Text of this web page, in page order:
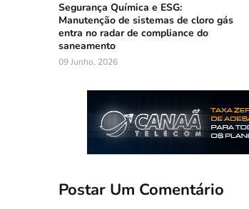
Segurança Química e ESG:
Manutenção de sistemas de cloro gás
entra no radar de compliance do
saneamento
09 Junho, 2026
Postar Um Comentário